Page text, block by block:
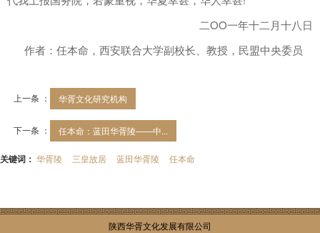
二OO一年十二月十八日
作者：任本命， 西安联合大学副校长、教授，民盟中央委员
上一条 ： 华胥文化研究机构
下一条 ： 任本命：蓝田华胥陵——中...
关键词： 华胥陵 三皇故居 蓝田华胥陵 任本命
陕西华胥文化发展有限公司